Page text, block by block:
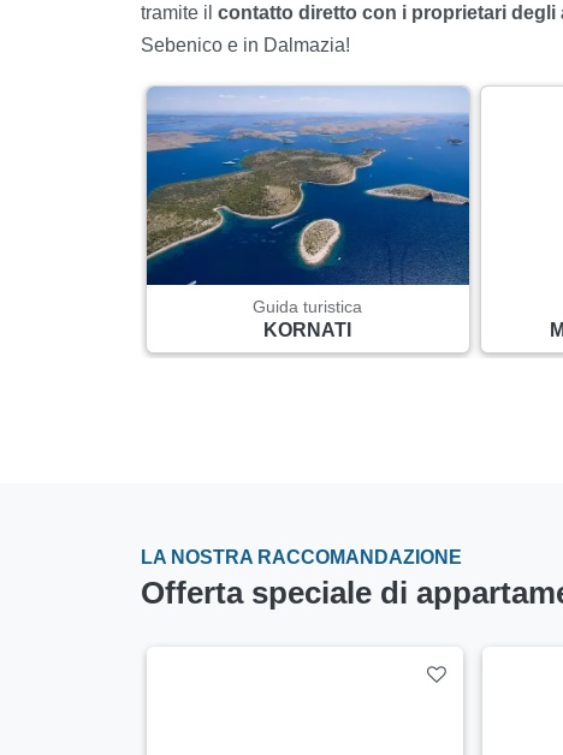
tramite il contatto diretto con i proprietari degli
Sebenico e in Dalmazia!
Guida turistica
KORNATI
LA NOSTRA RACCOMANDAZIONE
Offerta speciale di